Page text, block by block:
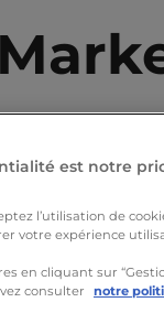
est notre
l’utilisation de
votre expérience
en cliquant sur
consulter
notre